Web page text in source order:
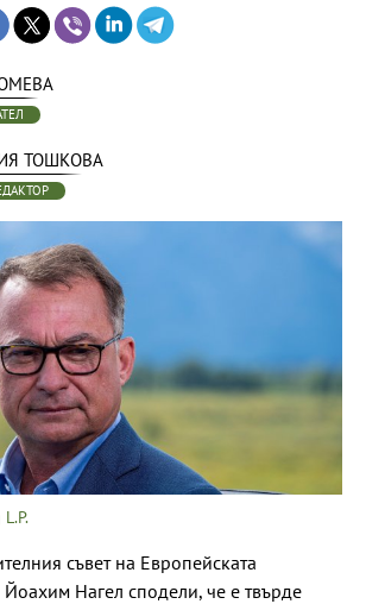
ТОШКОВА
съвет на Европейската
Нагел сподели, че е твърде